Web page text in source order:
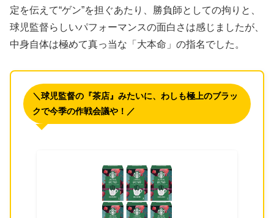
定を伝えて“ゲン”を担ぐあたり、勝負師としての拘りと、
球児監督らしいパフォーマンスの面白さは感じましたが、
中身自体は極めて真っ当な「大本命」の指名でした。
＼球児監督の『茶店』みたいに、わしも極上のブラッ
クで今季の作戦会議や！／